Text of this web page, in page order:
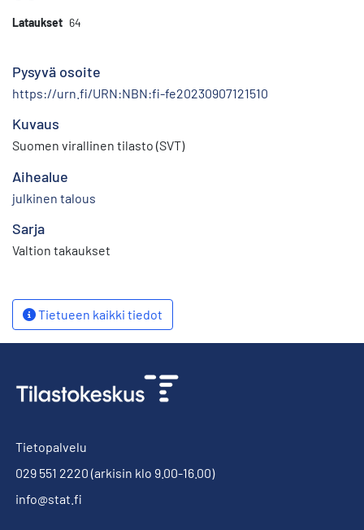
Lataukset 64
Pysyvä osoite
https://urn.fi/URN:NBN:fi-fe20230907121510
Kuvaus
Suomen virallinen tilasto (SVT)
Aihealue
julkinen talous
Sarja
Valtion takaukset
Tietueen kaikki tiedot
Tietopalvelu
029 551 2220 (arkisin klo 9.00-16.00)
info@stat.fi